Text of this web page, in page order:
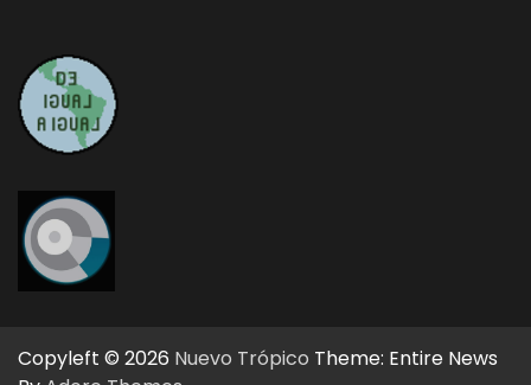
Copyleft © 2026 Nuevo Trópico Theme: Entire News